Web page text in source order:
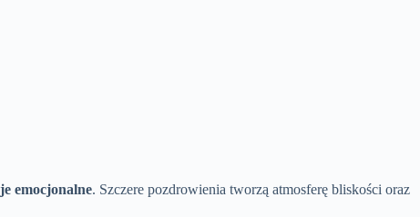
emocjonalne. Szczere pozdrowienia tworzą atmosferę bliskości oraz